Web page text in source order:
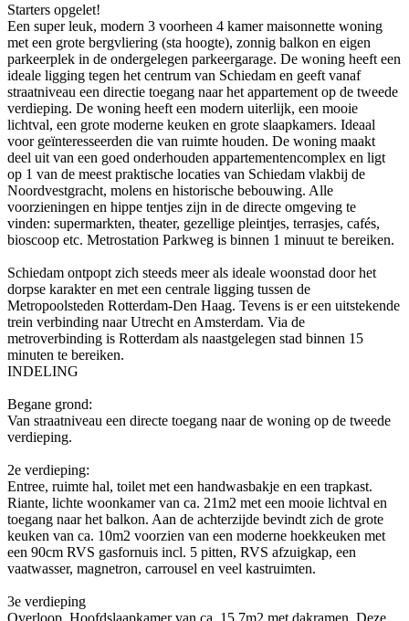
Starters opgelet!
Een super leuk, modern 3 voorheen 4 kamer maisonnette woning
met een grote bergvliering (sta hoogte), zonnig balkon en eigen
parkeerplek in de ondergelegen parkeergarage. De woning heeft een
ideale ligging tegen het centrum van Schiedam en geeft vanaf
straatniveau een directie toegang naar het appartement op de tweede
verdieping. De woning heeft een modern uiterlijk, een mooie
lichtval, een grote moderne keuken en grote slaapkamers. Ideaal
voor geïnteresseerden die van ruimte houden. De woning maakt
deel uit van een goed onderhouden appartementencomplex en ligt
op 1 van de meest praktische locaties van Schiedam vlakbij de
Noordvestgracht, molens en historische bebouwing. Alle
voorzieningen en hippe tentjes zijn in de directe omgeving te
vinden: supermarkten, theater, gezellige pleintjes, terrasjes, cafés,
bioscoop etc. Metrostation Parkweg is binnen 1 minuut te bereiken.
Schiedam ontpopt zich steeds meer als ideale woonstad door het
dorpse karakter en met een centrale ligging tussen de
Metropoolsteden Rotterdam-Den Haag. Tevens is er een uitstekende
trein verbinding naar Utrecht en Amsterdam. Via de
metroverbinding is Rotterdam als naastgelegen stad binnen 15
minuten te bereiken.
INDELING
Begane grond:
Van straatniveau een directe toegang naar de woning op de tweede
verdieping.
2e verdieping:
Entree, ruimte hal, toilet met een handwasbakje en een trapkast.
Riante, lichte woonkamer van ca. 21m2 met een mooie lichtval en
toegang naar het balkon. Aan de achterzijde bevindt zich de grote
keuken van ca. 10m2 voorzien van een moderne hoekkeuken met
een 90cm RVS gasfornuis incl. 5 pitten, RVS afzuigkap, een
vaatwasser, magnetron, carrousel en veel kastruimten.
3e verdieping
Overloop. Hoofdslaapkamer van ca. 15,7m2 met dakramen. Deze